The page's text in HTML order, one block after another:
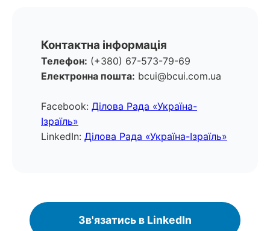
Контактна інформація
Телефон: (+380) 67-573-79-69
Електронна пошта: bcui@bcui.com.ua
Facebook: Ділова Рада «Україна-
Ізраїль»
LinkedIn: Ділова Рада «Україна-Ізраїль»
Зв'язатись в LinkedIn